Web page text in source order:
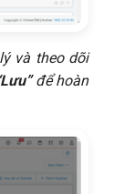
và theo dõi
để hoàn